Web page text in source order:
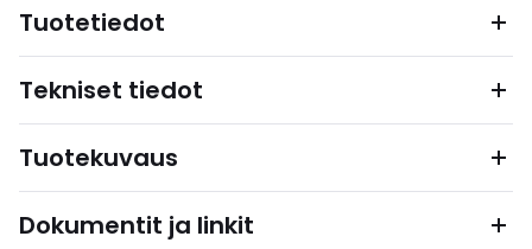
Tuotetiedot
Tekniset tiedot
Tuotekuvaus
Dokumentit ja linkit